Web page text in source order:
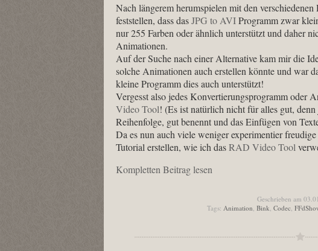
Nach längerem herumspielen mit den
feststellen, dass dasJPG to AVIProgramm zwar
nur 255 Farben oder ähnlich unterstützt und daher
Animationen.
Auf der Suche nach einer Alternative kam mir die
solche Animationen auch erstellen könnte und war
kleine Programm dies auch unterstützt!
Vergesst also jedes Konvertierungsprogramm oder
Video Tool! (Es ist natürlich nicht für alles gut,
Reihenfolge, gut benennt und das Einfügen von
Da es nun auch viele weniger experimentier
Tutorial erstellen, wie ich dasRAD Video Tool
Kompletten Beitrag lesen
Geschrieben am
Tags: Animation Bink Codec